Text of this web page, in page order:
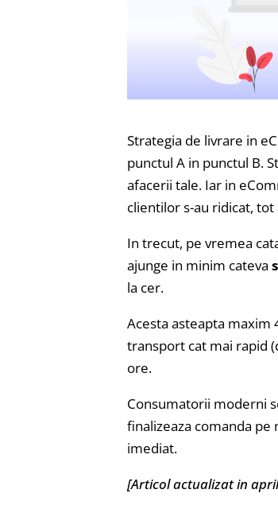
Strategia de livrare in
punctul A in punctul B.
afacerii tale. Iar in
clientilor s-au ridicat,
In trecut, pe vremea
ajunge in minim cateva
la cer.
Acesta asteapta maxim
transport cat mai rapid
ore.
Consumatorii moderni
finalizeaza comanda pe
imediat.
[Articol actualizat in